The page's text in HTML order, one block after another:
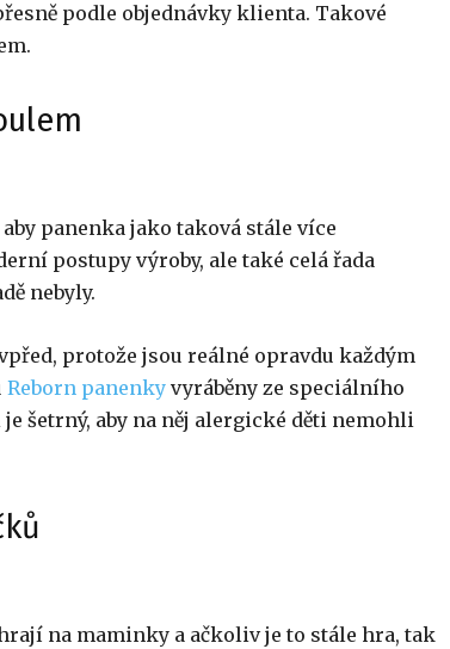
podle objednávky klienta. Takové
panenka jako taková stále více
postupy výroby, ale také celá řada
nebyly.
protože jsou reálné opravdu každým
Reborn panenky vyráběny ze speciálního
šetrný, aby na něj alergické děti nemohli
na maminky a ačkoliv je to stále hra, tak